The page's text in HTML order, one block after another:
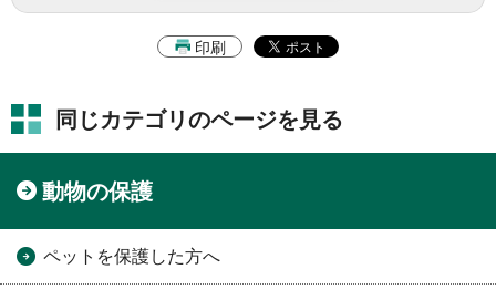
印刷
同じカテゴリのページを見る
動物の保護
ペットを保護した方へ